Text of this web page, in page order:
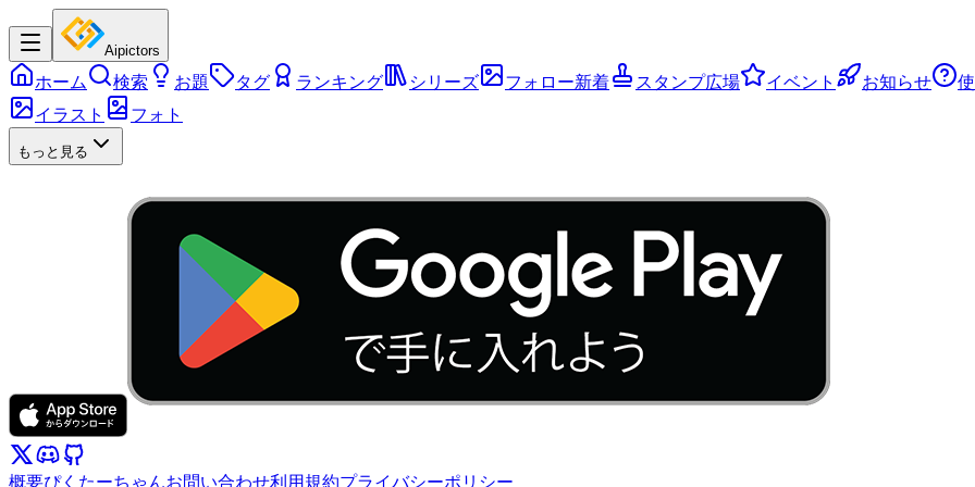
Aipictors
ホーム 検索 お題 タグ ランキング シリーズ フォロー新着 スタンプ広場 イベント お知らせ
イラスト
フォト
もっと見る
概要ぴくたーちゃんお問い合わせ利用規約プライバシーポリシー